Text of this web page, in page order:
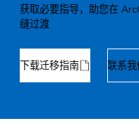
获取必要指导，助您在
缝过渡
下载迁移指南 联系